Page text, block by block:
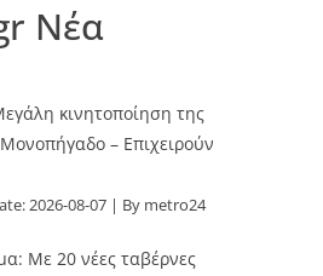
Νέα
κινητοποίηση της
– Επιχειρούν
2026-08-07 By metro24
Με 20 νέες ταβέρνες